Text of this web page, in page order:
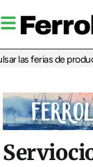
ferias de producto